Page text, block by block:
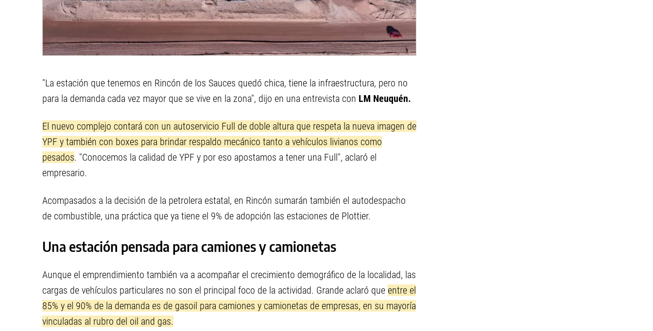
"La estación que tenemos en Rincón de los Sauces quedó chica, tiene la infraestructura, pero no
para la demanda cada vez mayor que se vive en la zona", dijo en una entrevista con LM Neuquén.
El nuevo complejo contará con un autoservicio Full de doble altura que respeta la nueva imagen de
YPF y también con boxes para brindar respaldo mecánico tanto a vehículos livianos como
pesados. "Conocemos la calidad de YPF y por eso apostamos a tener una Full", aclaró el
empresario.
Acompasados a la decisión de la petrolera estatal, en Rincón sumarán también el autodespacho
de combustible, una práctica que ya tiene el 9% de adopción las estaciones de Plottier.
Una estación pensada para camiones y camionetas
Aunque el emprendimiento también va a acompañar el crecimiento demográfico de la localidad, las
cargas de vehículos particulares no son el principal foco de la actividad. Grande aclaró que entre el
85% y el 90% de la demanda es de gasoil para camiones y camionetas de empresas, en su mayoría
vinculadas al rubro del oil and gas.